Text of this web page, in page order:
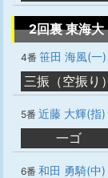
2回裏 東海大
4番 笹田 海風(一)
三振（空振り）
5番 近藤 大輝(指)
一ゴ
6番 和田 勇騎(中)